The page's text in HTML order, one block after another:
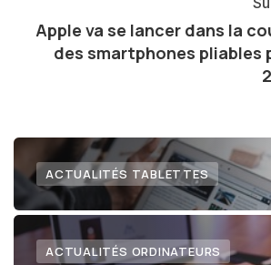
l'exploration constante des
technologie me permet de
lecteurs un aperçu captivant de
Apple va se lancer dans la
des smartphones pliables
ACTUALITÉS TABLETTES
ACTUALITÉS ORDINATEURS